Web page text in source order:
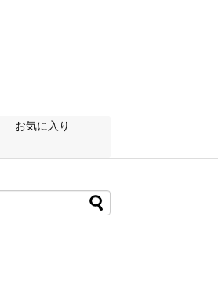
お気に入り